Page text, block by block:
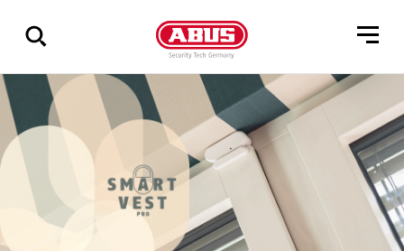
Affichage
de
résultats